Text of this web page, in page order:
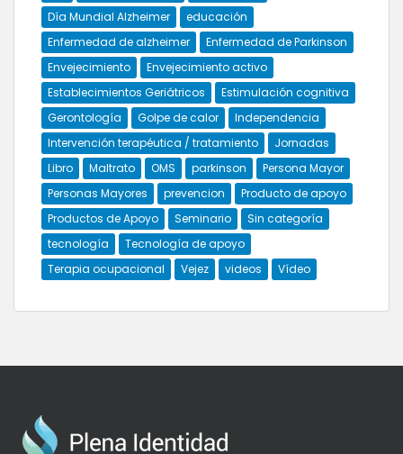
Día Mundial Alzheimer
educación
Enfermedad de alzheimer
Enfermedad de Parkinson
Envejecimiento
Envejecimiento activo
Establecimientos Geriátricos
Estimulación cognitiva
Gerontología
Golpe de calor
Independencia
Intervención terapéutica / tratamiento
Jornadas
Libro
Maltrato OMS parkinson
Persona Mayor
Personas Mayores
prevencion
Producto de apoyo
Productos de Apoyo
Seminario
Sin categoría
tecnología
Tecnología de apoyo
Terapia ocupacional
Vejez videos Vídeo